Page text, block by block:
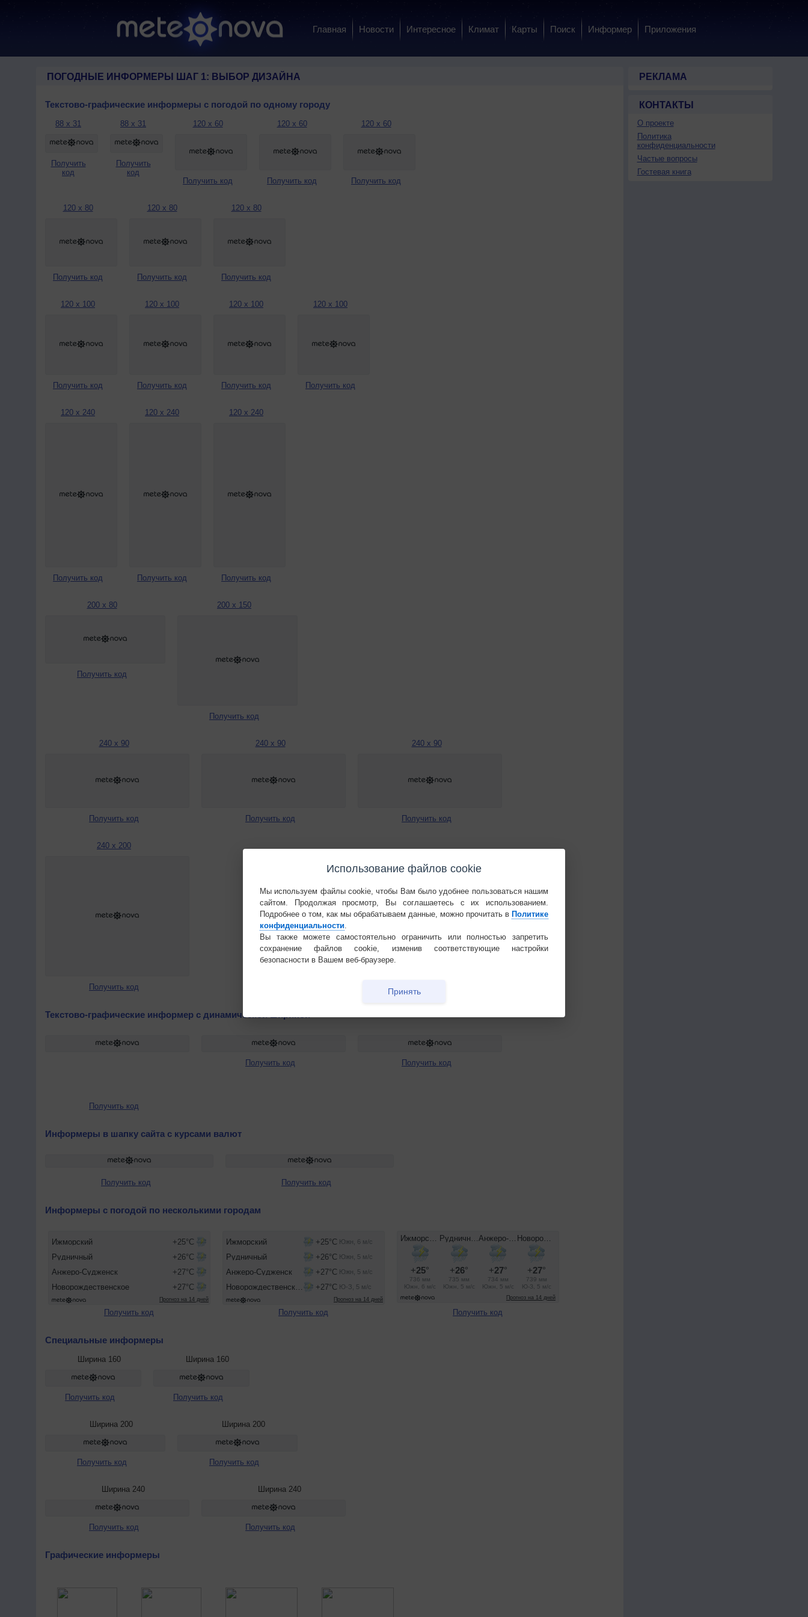
Главная Новости Интересное Климат Карты Поиск Информер Приложения
ПОГОДНЫЕ ИНФОРМЕРЫ ШАГ 1: ВЫБОР ДИЗАЙНА
Текстово-графические информеры с погодой по одному городу
88 x 31
Получить
код
88 x 31
Получить
код
120 x 60
Получить код
120 x 60
Получить код
120 x 60
Получить код
120 x 80
Получить код
120 x 80
Получить код
120 x 80
Получить код
120 x 100
Получить код
120 x 100
Получить код
120 x 100
Получить код
120 x 100
Получить код
120 x 240
Получить код
120 x 240
Получить код
120 x 240
Получить код
200 x 80
Получить код
200 x 150
Получить код
240 x 90
Получить код
240 x 90
Получить код
240 x 90
Получить код
240 x 200
Получить код
Текстово-графические информер с динамической шириной
Получить код
Получить код Получить код
Информеры в шапку сайта с курсами валют
Получить код Получить код
Информеры с погодой по несколькими городам
Получить код Получить код Получить код
Специальные информеры
Ширина 160
Получить код
Ширина 160
Получить код
Ширина 200
Получить код
Ширина 200
Получить код
Ширина 240
Получить код
Ширина 240
Получить код
Графические информеры
РЕКЛАМА
КОНТАКТЫ
О проекте
Политика
конфиденциальности
Частые вопросы
Гостевая книга
Использование файлов cookie
Мы используем файлы cookie, чтобы Вам было удобнее пользоваться нашим
сайтом. Продолжая просмотр, Вы соглашаетесь с их использованием.
Подробнее о том, как мы обрабатываем данные, можно прочитать в Политике
конфиденциальности
Вы также можете самостоятельно ограничить или полностью запретить
сохранение файлов cookie, изменив соответствующие настройки
безопасности в Вашем веб-браузере.
Принять